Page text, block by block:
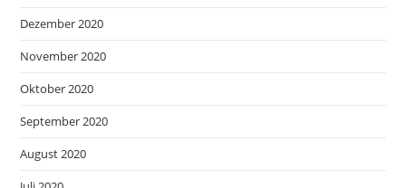
Dezember 2020
November 2020
Oktober 2020
September 2020
August 2020